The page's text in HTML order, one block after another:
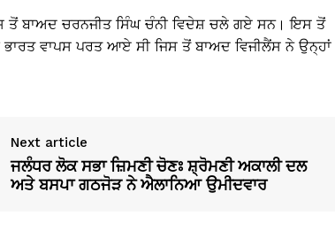
ਤੋਂ ਬਾਅਦ ਚਰਨਜੀਤ ਸਿੰਘ ਚੰਨੀ ਵਿਦੇਸ਼ ਚਲੇ ਗਏ ਸਨ। ਇਸ ਤੋਂ
ਵਾਪਸ ਪਰਤ ਆਏ ਸੀ ਜਿਸ ਤੋਂ ਬਾਅਦ ਵਿਜੀਲੈਂਸ ਨੇ ਉਨ੍ਹਾਂ
Next article
ਜਲੰਧਰ ਲੋਕ ਸਭਾ ਜ਼ਿਮਣੀ ਚੋਣਃ ਸ਼੍ਰੋਮਣੀ ਅਕਾਲੀ ਦਲ
ਅਤੇ ਬਸਪਾ ਗਠਜੋੜ ਨੇ ਐਲਾਨਿਆ ਉਮੀਦਵਾਰ